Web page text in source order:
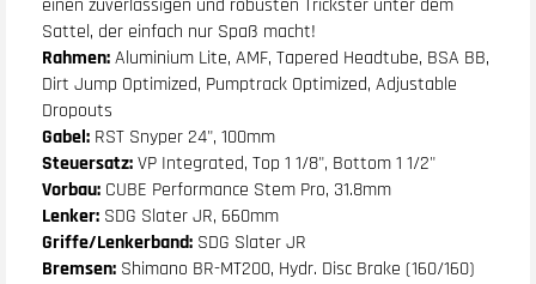
einen zuverlässigen und robusten Trickster unter dem
Sattel, der einfach nur Spaß macht!
Rahmen:Aluminium Lite, AMF, Tapered Headtube, BSA BB,
Dirt Jump Optimized, Pumptrack Optimized, Adjustable
Dropouts
Gabel: RST Snyper 24", 100mm
Steuersatz:VP Integrated, Top 1 1/8", Bottom 1 1/2"
Vorbau: CUBE Performance Stem Pro, 31.8mm
Lenker: SDG Slater JR, 660mm
Griffe/Lenkerband: SDG Slater JR
Bremsen: Shimano BR-MT200, Hydr. Disc Brake (160/160)